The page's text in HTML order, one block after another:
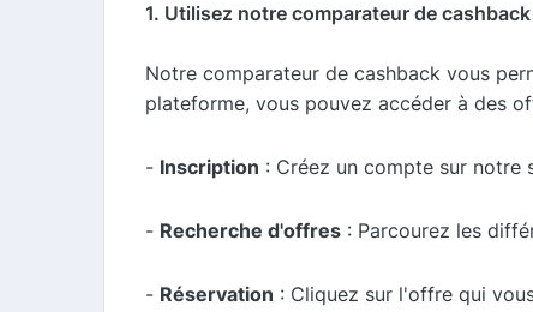
1. Utilisez notre comparateur de cashback
Notre comparateur de cashback vous
plateforme, vous pouvez accéder à des
- Inscription : Créez un compte sur notre
- Recherche d'offres : Parcourez les
- Réservation : Cliquez sur l'offre qui